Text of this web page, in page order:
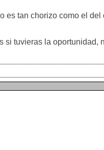
es tan chorizo como el
si tuvieras la